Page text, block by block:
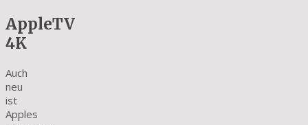
AppleTV
4K
Auch
neu
ist
Apples